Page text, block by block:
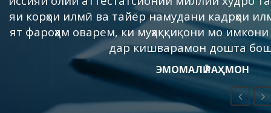
мактабу маориф ва илму
ЭМОМАЛӢ